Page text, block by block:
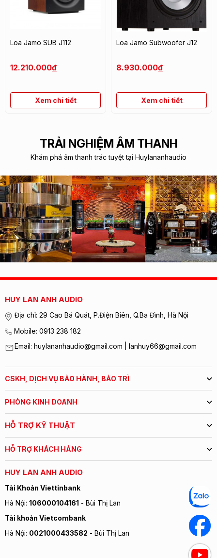
Loa Jamo SUB J112
12.210.000đ
Xem chi tiết
Loa Jamo Subwoofer J12
8.930.000đ
Xem chi tiết
TRẢI NGHIỆM ÂM THANH
Khám phá âm thanh trác tuyệt tại Huylananhaudio
HUY LAN ANH AUDIO
Địa chỉ: 29 Cao Bá Quát, P.Điện Biên, Q.Ba Đình, Hà Nội
Mobile: 0913 238 182
Email: huylananhaudio@gmail.com | lanhuy66@gmail.com
CSKH, DỊCH VỤ BẢO HÀNH, BẢO TRÌ
PHÒNG KINH DOANH
HỖ TRỢ KỸ THUẬT
HỖ TRỢ KHÁCH HÀNG
HUY LAN ANH AUDIO
Tài Khoản Viettinbank
Hà Nội: 106000104161 - Bùi Thị Lan
Tài khoản Vietcombank
Hà Nội: 0021000433582 - Bùi Thị Lan